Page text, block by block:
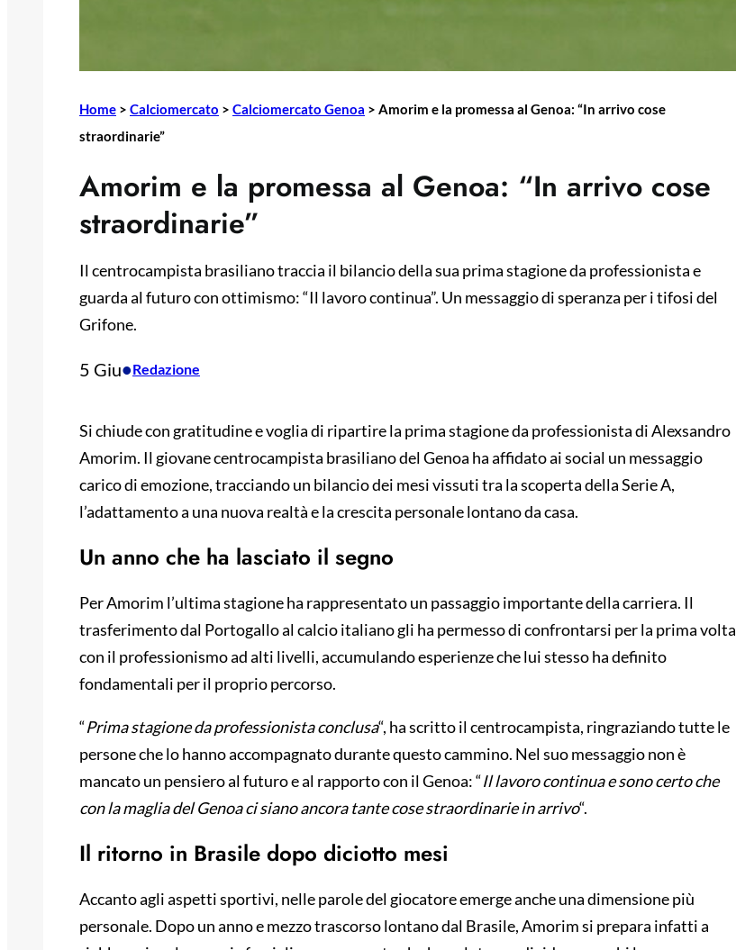
Home > Calciomercato > Calciomercato Genoa > Amorim e la promessa al Genoa: “In arrivo cose
straordinarie”
Amorim e la promessa al Genoa: “In arrivo cose
straordinarie”
Il centrocampista brasiliano traccia il bilancio della sua prima stagione da professionista e
guarda al futuro con ottimismo: “Il lavoro continua”. Un messaggio di speranza per i tifosi del
Grifone.
5 Giu•Redazione
Si chiude con gratitudine e voglia di ripartire la prima stagione da professionista di Alexsandro
Amorim. Il giovane centrocampista brasiliano del Genoa ha affidato ai social un messaggio
carico di emozione, tracciando un bilancio dei mesi vissuti tra la scoperta della Serie A,
l’adattamento a una nuova realtà e la crescita personale lontano da casa.
Un anno che ha lasciato il segno
Per Amorim l’ultima stagione ha rappresentato un passaggio importante della carriera. Il
trasferimento dal Portogallo al calcio italiano gli ha permesso di confrontarsi per la prima volta
con il professionismo ad alti livelli, accumulando esperienze che lui stesso ha definito
fondamentali per il proprio percorso.
“Prima stagione da professionista conclusa“, ha scritto il centrocampista, ringraziando tutte le
persone che lo hanno accompagnato durante questo cammino. Nel suo messaggio non è
mancato un pensiero al futuro e al rapporto con il Genoa: “Il lavoro continua e sono certo che
con la maglia del Genoa ci siano ancora tante cose straordinarie in arrivo“.
Il ritorno in Brasile dopo diciotto mesi
Accanto agli aspetti sportivi, nelle parole del giocatore emerge anche una dimensione più
personale. Dopo un anno e mezzo trascorso lontano dal Brasile, Amorim si prepara infatti a